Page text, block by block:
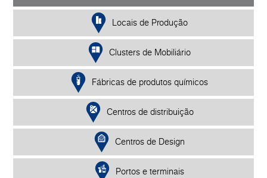
Locais de Produção
Clusters de Mobiliário
Fábricas de produtos químicos
Centros de distribuição
Centros de Design
Portos e terminais